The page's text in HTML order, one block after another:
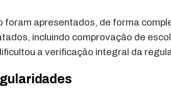
foram apresentados, de forma
incluindo comprovação de
a verificação integral da